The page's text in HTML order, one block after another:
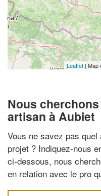
Leaflet | Map
Nous
artisan à Aubiet
Vous ne savez pas
projet ? Indiquez-nous
ci-dessous, nous
en relation avec le pro